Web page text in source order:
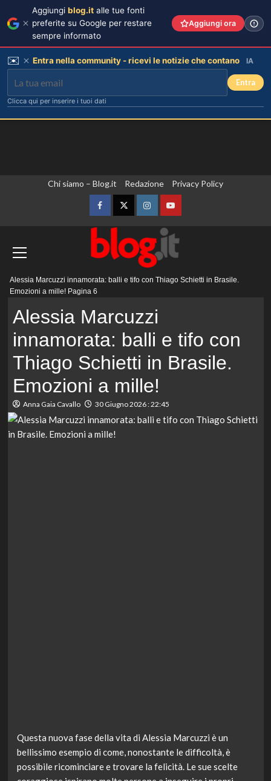
Chi siamo – Blog.it Redazione Privacy Policy
FacebookTwitterInstagramYouTube
principale
Alessia Marcuzzi innamorata: balli e tifo con Thiago Schietti in Brasile.
Emozioni a mille! Pagina 6
Alessia Marcuzzi
innamorata: balli e tifo con
Thiago Schietti in Brasile.
Emozioni a mille!
Anna Gaia Cavallo 30 Giugno 2026 : 22:45
Questa nuova fase della vita di Alessia Marcuzzi è un
bellissimo esempio di come, nonostante le difficoltà, è
possibile ricominciare e trovare la felicità. Le sue scelte
Aggiungi blog.it alle tue fonti
preferite su Google per restare
sempre informato
Aggiungi ora
✉️ Entra nella community - ricevi le notizie che contano IA
Entra
Clicca qui per inserire i tuoi dati